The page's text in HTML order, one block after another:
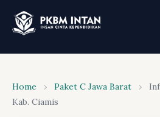
Home › Paket C Jawa Barat ›
Kab. Ciamis